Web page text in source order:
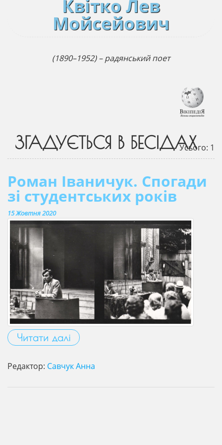
Квітко Лев
Мойсейович
(1890–1952) – радянський поет
ЗГАДУЄТЬСЯ В БЕСІДАХУсього: 1
Роман Іваничук. Спогади
зі студентських років
15 Жовтня 2020
Читати далі
Редактор: Савчук Анна